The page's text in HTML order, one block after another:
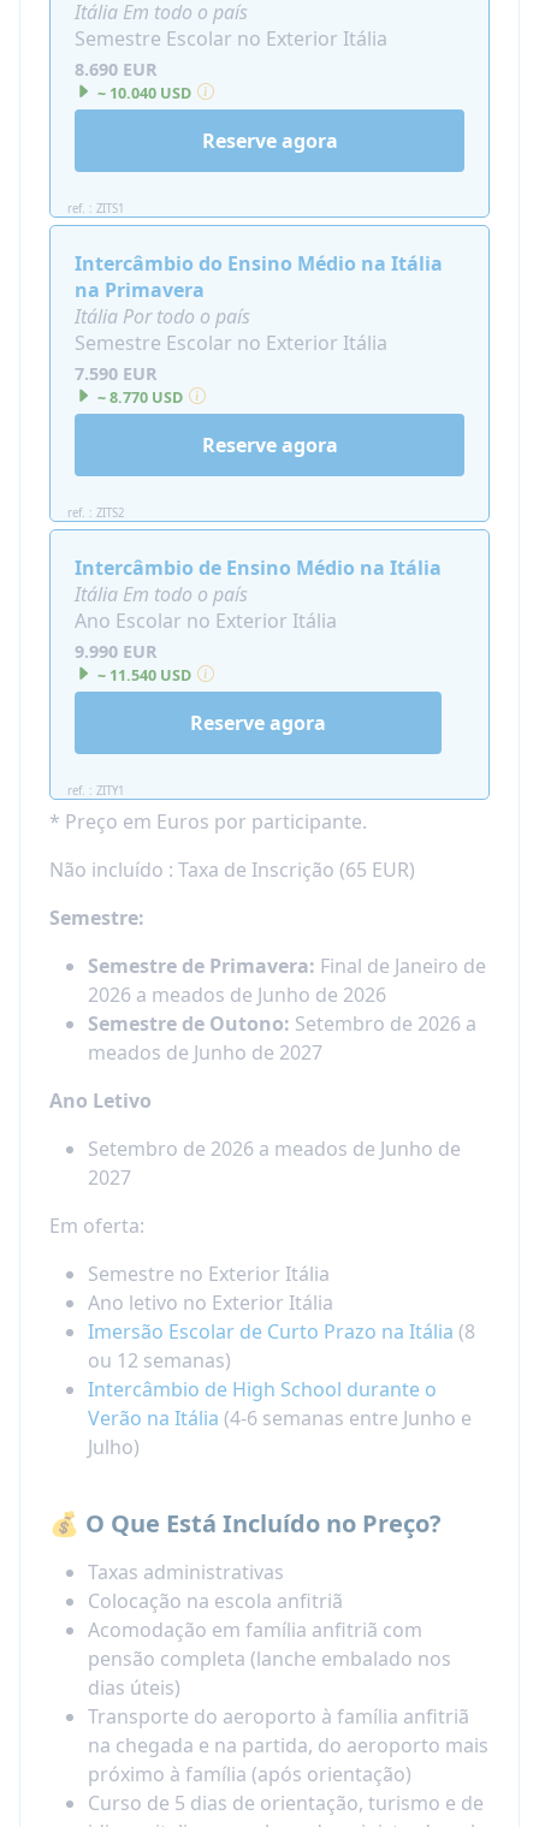
Itália Em todo o país
Semestre Escolar no Exterior Itália
8.690 EUR
~ 10.040 USD
ref. : ZITS1
Reserve agora
Intercâmbio do Ensino Médio na Itália
na Primavera
Itália Por todo o país
Semestre Escolar no Exterior Itália
7.590 EUR
~ 8.770 USD
ref. : ZITS2
Reserve agora
Intercâmbio de Ensino Médio na Itália
Itália Em todo o país
Ano Escolar no Exterior Itália
9.990 EUR
~ 11.540 USD
ref. : ZITY1
Reserve agora
* Preço em Euros por participante.
Não incluído : Taxa de Inscrição (65 EUR)
Semestre:
Semestre de Primavera: Final de Janeiro de
2026 a meados de Junho de 2026
Semestre de Outono: Setembro de 2026 a
meados de Junho de 2027
Ano Letivo
Setembro de 2026 a meados de Junho de
2027
Em oferta:
Semestre no Exterior Itália
Ano letivo no Exterior Itália
Imersão Escolar de Curto Prazo na Itália (8
ou 12 semanas)​
Intercâmbio de High School durante o
Verão na Itália (4-6 semanas entre Junho e
Julho)​
💰 O Que Está Incluído no Preço?
Taxas administrativas
Colocação na escola anfitriã
Acomodação em família anfitriã com
pensão completa (lanche embalado nos
dias úteis)
Transporte do aeroporto à família anfitriã
na chegada e na partida, do aeroporto mais
próximo à família (após orientação)
Curso de 5 dias de orientação, turismo e de